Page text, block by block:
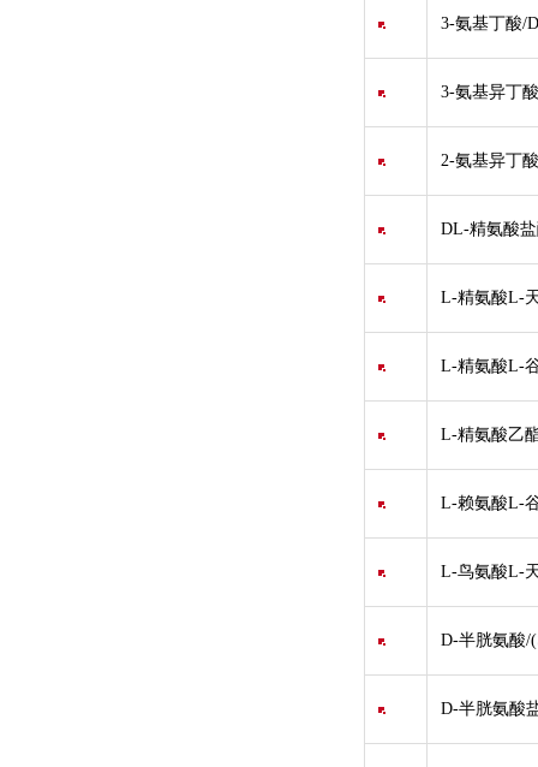
3-氨基丁酸/
3-氨基异丁
2-氨基异丁
DL-精氨酸
L-精氨酸L-
L-精氨酸L-
L-精氨酸乙
L-赖氨酸L-
L-鸟氨酸L-
D-半胱氨酸/
D-半胱氨酸